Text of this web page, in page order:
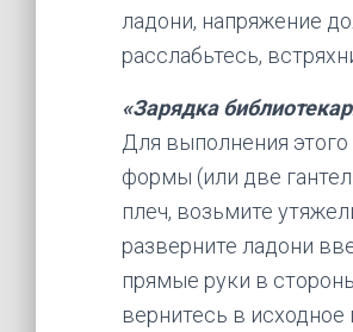
ладони, напряжение
расслабьтесь,
«Зарядка
Для выполнения
формы (или две
плеч, возьмите
разверните ладони
прямые руки в
вернитесь в исходное